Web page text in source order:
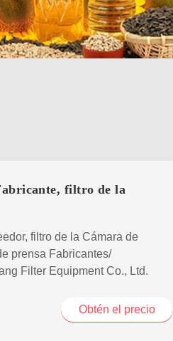
filtro de la
filtro de la Cámara de
prensa Fabricantes/
Filter Equipment Co., Ltd.
Obtén el precio